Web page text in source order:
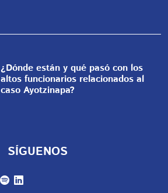
¿Dónde están y qué pasó con los
altos funcionarios relacionados al
caso Ayotzinapa?
SÍGUENOS